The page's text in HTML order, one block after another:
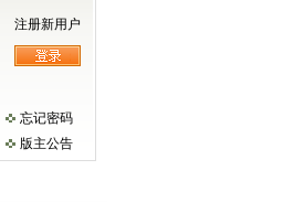
注册新用户
忘记密码
版主公告